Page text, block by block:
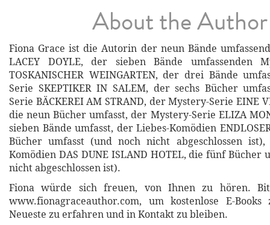
About the Author
Fiona Grace ist die Autorin der neun Bände
LACEY DOYLE, der sieben Bände umfassenden
TOSKANISCHER WEINGARTEN, der drei Bände
Serie SKEPTIKER IN SALEM, der sechs Bücher
Serie BÄCKEREI AM STRAND, der Mystery-Serie EINE
die neun Bücher umfasst, der Mystery-Serie ELIZA
sieben Bände umfasst, der Liebes-Komödien
Bücher umfasst (und noch nicht abgeschlossen
Komödien DAS DUNE ISLAND HOTEL, die fünf Bücher
nicht abgeschlossen ist).
Fiona würde sich freuen, von Ihnen zu hören.
www.fionagraceauthor.com, um kostenlose E-
Neueste zu erfahren und in Kontakt zu bleiben.